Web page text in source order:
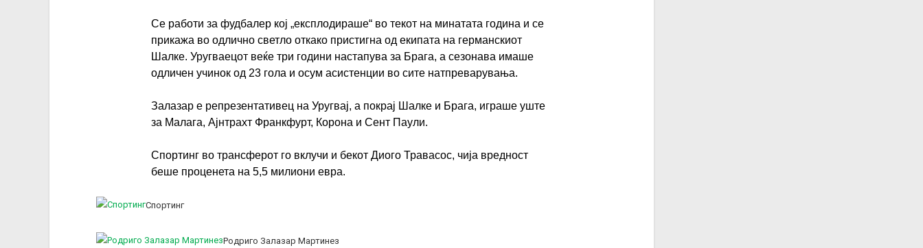
Се работи за фудбалер кој „експлодираше“ во текот на минатата година и се
прикажа во одлично светло откако пристигна од екипата на германскиот
Шалке. Уругваецот веќе три години настапува за Брага, а сезонава имаше
одличен учинок од 23 гола и осум асистенции во сите натпреварувања.
Залазар е репрезентативец на Уругвај, а покрај Шалке и Брага, играше уште
за Малага, Ајнтрахт Франкфурт, Корона и Сент Паули.
Спортинг во трансферот го вклучи и бекот Диого Травасос, чија вредност
беше проценета на 5,5 милиони евра.
Спортинг
Родриго Залазар Мартинез